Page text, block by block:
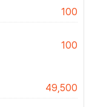
100
100
49,500